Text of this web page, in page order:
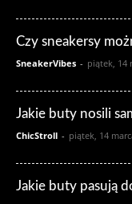
Czy sneakersy
SneakerVibes - piątek, 14
Jakie buty nosili
ChicStroll - piątek, 14
Jakie buty pasują